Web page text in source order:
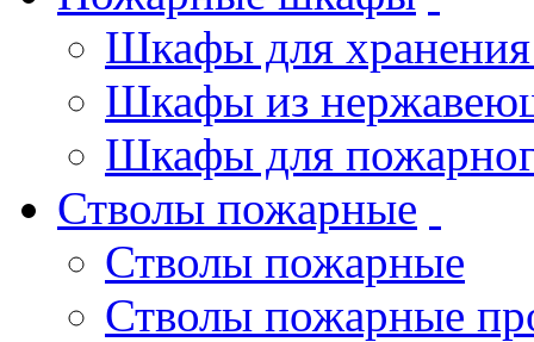
Шкафы для хранения
Шкафы из
Шкафы для
Стволы пожарные
Стволы пожарные
Стволы пожарные